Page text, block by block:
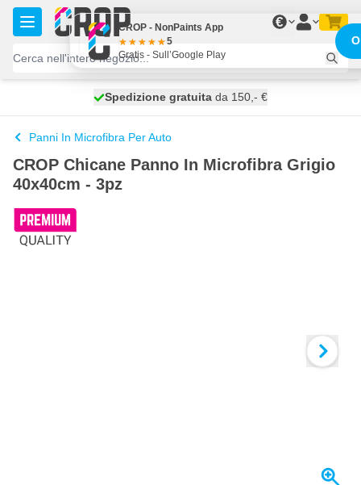
Salta al contenuto
€
spedito oggi
Spedizione gratuita da 150,- €
100 giorni
Panni In Microfibra Per Auto
CROP Chicane Panno In Microfibra Grigio
40x40cm - 3pz
CROP - NonPaints App
5
Gratis - Sull’Google Play